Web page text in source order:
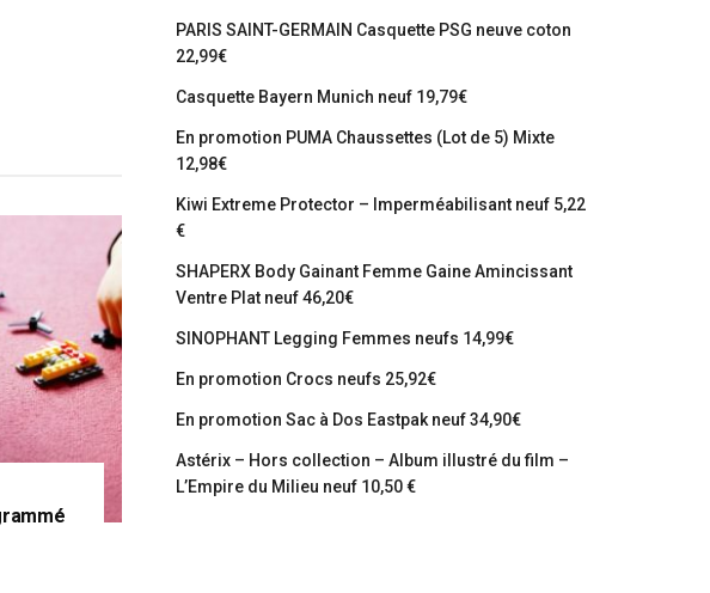
PARIS SAINT-GERMAIN Casquette PSG neuve coton
22,99€
Casquette Bayern Munich neuf 19,79€
En promotion PUMA Chaussettes (Lot de 5) Mixte
12,98€
Kiwi Extreme Protector – Imperméabilisant neuf 5,22
€
SHAPERX Body Gainant Femme Gaine Amincissant
Ventre Plat neuf 46,20€
SINOPHANT Legging Femmes neufs 14,99€
En promotion Crocs neufs 25,92€
En promotion Sac à Dos Eastpak neuf 34,90€
Astérix – Hors collection – Album illustré du film –
L’Empire du Milieu neuf 10,50 €